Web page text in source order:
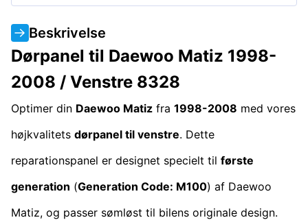
Beskrivelse
Dørpanel til Daewoo Matiz 1998-
2008 / Venstre 8328
Optimer din Daewoo Matiz fra 1998-2008 med vores
højkvalitets dørpanel til venstre. Dette
reparationspanel er designet specielt til første
generation (Generation Code: M100) af Daewoo
Matiz, og passer sømløst til bilens originale design.